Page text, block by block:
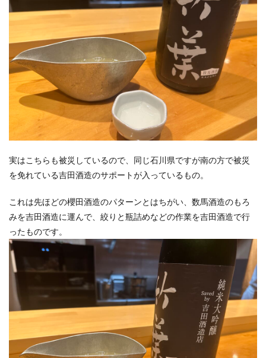
実はこちらも被災しているので、同じ石川県ですが南の方で被災
を免れている吉田酒造のサポートが入っているもの。
これは先ほどの櫻田酒造のパターンとはちがい、数馬酒造のもろ
みを吉田酒造に運んで、絞りと瓶詰めなどの作業を吉田酒造で行
ったものです。